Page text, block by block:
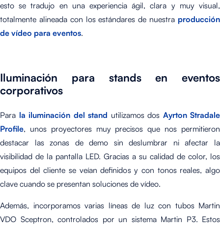
esto se tradujo en una experiencia ágil, clara y muy visual,
totalmente alineada con los estándares de nuestra producción
de vídeo para eventos.
Iluminación para stands en eventos
corporativos
Para la iluminación del stand utilizamos dos Ayrton Stradale
Profile, unos proyectores muy precisos que nos permitieron
destacar las zonas de demo sin deslumbrar ni afectar la
visibilidad de la pantalla LED. Gracias a su calidad de color, los
equipos del cliente se veían definidos y con tonos reales, algo
clave cuando se presentan soluciones de vídeo.
Además, incorporamos varias líneas de luz con tubos Martin
VDO Sceptron, controlados por un sistema Martin P3. Estos